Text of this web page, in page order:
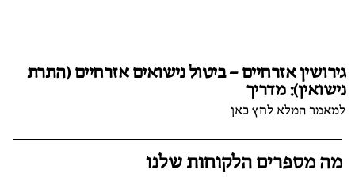
גירושין אזרחיים – ביטול נישואים אזרחיים (התרת
נישואין): מדריך
למאמר המלא לחץ כאן
מה מספרים הלקוחות שלנו